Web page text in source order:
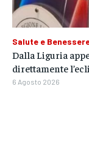
Salute e
Dalla Liguria
direttamente
6 Agosto 2026